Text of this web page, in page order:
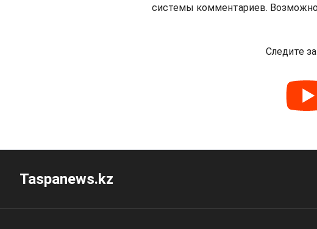
системы комментариев.
Следите
Taspanews.kz